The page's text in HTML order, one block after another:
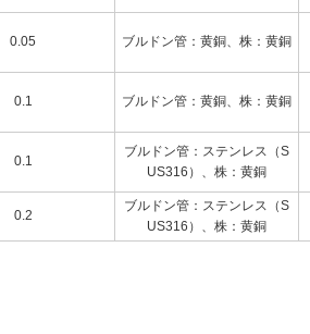
力または脈動圧力の場合は、
外してください。
わえないでください。
0.05 ブルドン管：黄銅、株：黄銅
0.1 ブルドン管：黄銅、株：黄銅
0.1
ブルドン管：ステンレス（S
US316）、株：黄銅
0.2
ブルドン管：ステンレス（S
US316）、株：黄銅